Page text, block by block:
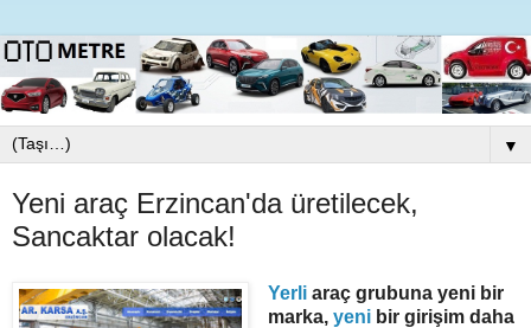
▼
Yeni araç Erzincan'da üretilecek,
Sancaktar olacak!
Yerliaraç grubuna yeni bir
marka,yeni bir girişim daha